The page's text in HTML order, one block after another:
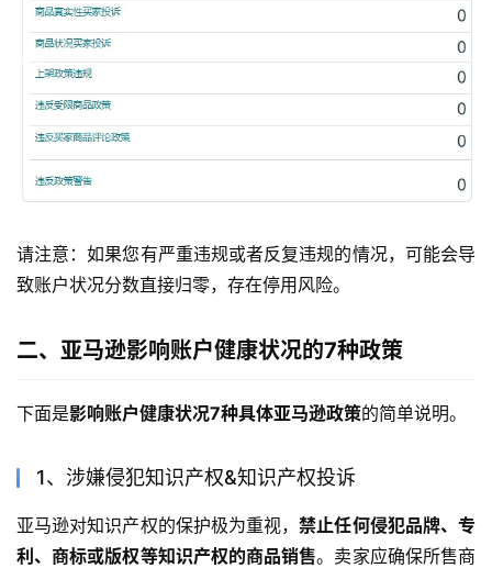
请注意：如果您有严重违规或者反复违规的情况，可能会导
致账户状况分数直接归零，存在停用风险。
二、亚马逊影响账户健康状况的7种政策
下面是影响账户健康状况7种具体亚马逊政策的简单说明。
1、涉嫌侵犯知识产权&知识产权投诉
亚马逊对知识产权的保护极为重视，禁止任何侵犯品牌、专
利、商标或版权等知识产权的商品销售。卖家应确保所售商